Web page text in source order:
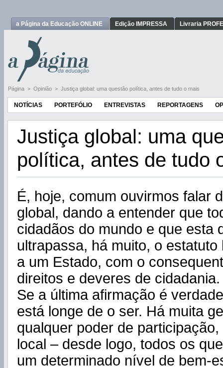
a Página da Educação ONLINE Edição IMPRESSA Livraria
Página > Opinião > Justiça global: uma questão política, antes de tudo o mais
NOTÍCIAS PORTEFÓLIO ENTREVISTAS REPORTAGENS
Justiça global: uma
política, antes de tudo
É, hoje, comum ouvirmos falar
global, dando a entender que
cidadãos do mundo e que esta
ultrapassa, há muito, o
a um Estado, com o
direitos e deveres de cidadania.
Se a última afirmação é
está longe de o ser. Há muita
qualquer poder de
local – desde logo, todos os
um determinado nível de bem-